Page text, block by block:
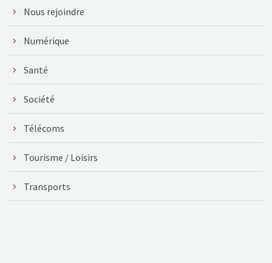
Nous rejoindre
Numérique
Santé
Société
Télécoms
Tourisme / Loisirs
Transports